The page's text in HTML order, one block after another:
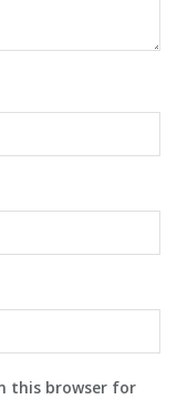
this browser for